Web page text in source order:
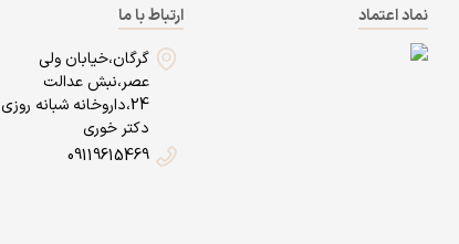
نماد اعتماد
ارتباط با ما
گرگان،خیابان ولی
عصر،نبش عدالت
24،داروخانه شبانه روزی
دکتر خوری
09119615469